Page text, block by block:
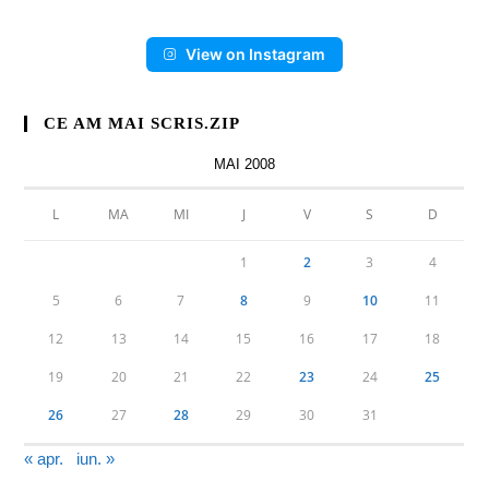
View on Instagram
CE AM MAI SCRIS.ZIP
MAI 2008
L MA MI J V S D
1 2 3 4
5 6 7 8 9 10 11
12 13 14 15 16 17 18
19 20 21 22 23 24 25
26 27 28 29 30 31
« apr. iun. »